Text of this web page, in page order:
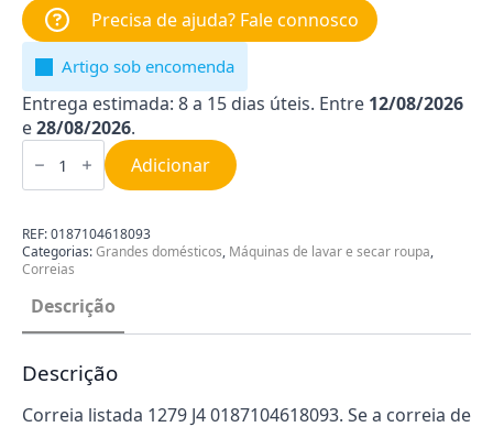
Precisa de ajuda? Fale connosco
Artigo sob encomenda
Entrega estimada: 8 a 15 dias úteis. Entre 12/08/2026
e28/08/2026.
Quantidade
de
Listada
J4
0187104618093
Adicionar
REF:0187104618093
Categorias:Grandes domésticos, Máquinas de lavar e secar roupa,
Correias
Descrição
Descrição
Correia listada 1279 J4 0187104618093. Se a correia de